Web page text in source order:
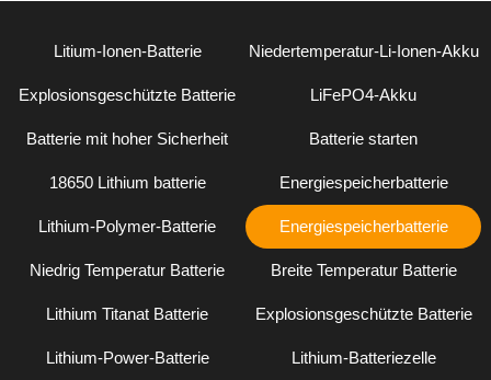
Litium-Ionen-Batterie Niedertemperatur-Li-Ionen-Akku
Explosionsgeschützte Batterie LiFePO4-Akku
Batterie mit hoher Sicherheit Batterie starten
18650 Lithium batterie Energiespeicherbatterie
Lithium-Polymer-Batterie Energiespeicherbatterie
Niedrig Temperatur Batterie Breite Temperatur Batterie
Lithium Titanat Batterie Explosionsgeschützte Batterie
Lithium-Power-Batterie Lithium-Batteriezelle